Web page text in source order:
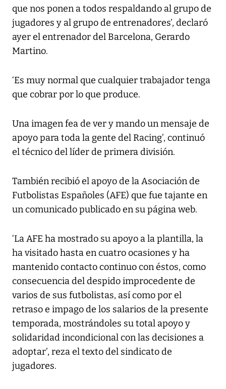
que nos ponen a todos respaldando al grupo de
jugadores y al grupo de entrenadores’, declaró
ayer el entrenador del Barcelona, Gerardo
Martino.
‘Es muy normal que cualquier trabajador tenga
que cobrar por lo que produce.
Una imagen fea de ver y mando un mensaje de
apoyo para toda la gente del Racing’, continuó
el técnico del líder de primera división.
También recibió el apoyo de la Asociación de
Futbolistas Españoles (AFE) que fue tajante en
un comunicado publicado en su página web.
‘La AFE ha mostrado su apoyo a la plantilla, la
ha visitado hasta en cuatro ocasiones y ha
mantenido contacto continuo con éstos, como
consecuencia del despido improcedente de
varios de sus futbolistas, así como por el
retraso e impago de los salarios de la presente
temporada, mostrándoles su total apoyo y
solidaridad incondicional con las decisiones a
adoptar’, reza el texto del sindicato de
jugadores.